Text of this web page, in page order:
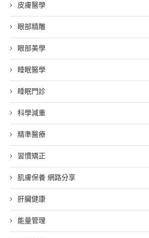
皮膚醫學
眼部精雕
眼部美學
睡眠醫學
睡眠門診
科學減重
精準醫療
習慣矯正
肌膚保養 網路分享
肝臟健康
能量管理